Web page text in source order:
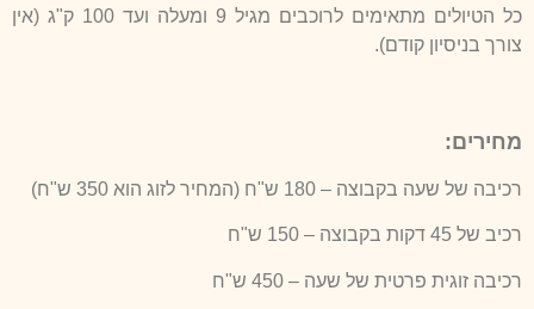
כל הטיולים מתאימים לרוכבים מגיל 9 ומעלה ועד 100 ק"ג (אין
צורך בניסיון קודם).
מחירים:
רכיבה של שעה בקבוצה – 180 ש"ח (המחיר לזוג הוא 350 ש"ח)
רכיב של 45 דקות בקבוצה – 150 ש"ח
רכיבה זוגית פרטית של שעה – 450 ש"ח